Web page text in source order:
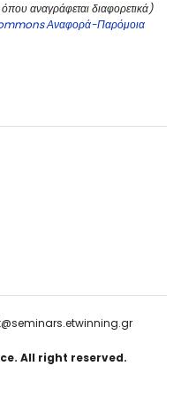
αναγράφεται διαφορετικά)
Αναφορά-Παρόμοια
All right reserved.